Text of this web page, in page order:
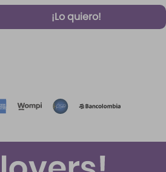
¡Lo quiero!